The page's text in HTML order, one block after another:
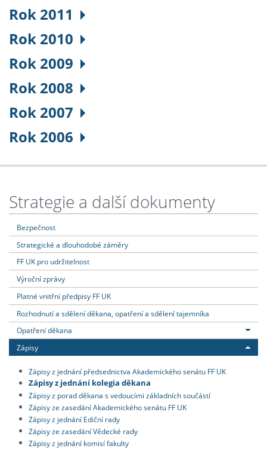
Rok 2011
Rok 2010
Rok 2009
Rok 2008
Rok 2007
Rok 2006
Strategie a další dokumenty
Bezpečnost
Strategické a dlouhodobé záměry
FF UK pro udržitelnost
Výroční zprávy
Platné vnitřní předpisy FF UK
Rozhodnutí a sdělení děkana, opatření a sdělení tajemníka
Opatření děkana
Zápisy
Zápisy z jednání předsednictva Akademického senátu FF UK
Zápisy z jednání kolegia děkana
Zápisy z porad děkana s vedoucími základních součástí
Zápisy ze zasedání Akademického senátu FF UK
Zápisy z jednání Ediční rady
Zápisy ze zasedání Vědecké rady
Zápisy z jednání komisí fakulty